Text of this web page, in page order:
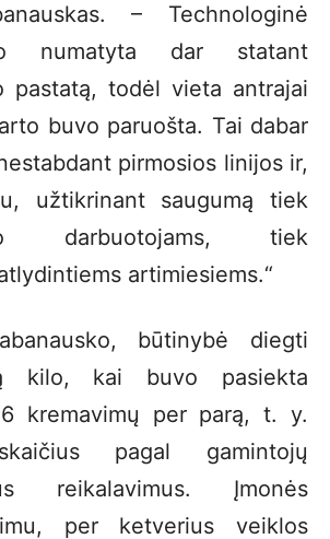
– Technologinė
numatyta dar statant
pastatą, todėl vieta antrajai
buvo paruošta. Tai dabar
pirmosios linijos ir,
užtikrinant saugumą tiek
darbuotojams, tiek
artimiesiems.“
būtinybė diegti
kilo, kai buvo pasiekta
kremavimų per parą, t. y.
pagal gamintojų
reikalavimus. Įmonės
per ketverius veiklos